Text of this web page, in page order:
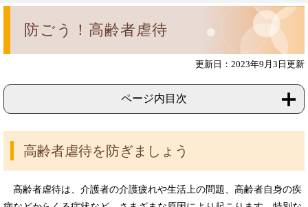
防ごう！高齢者虐待
更新日：2023年9月3日更新
ページ内目次
高齢者虐待を防ぎましょう
高齢者虐待は、介護者の介護疲れや生活上の問題、高齢者自身の疾